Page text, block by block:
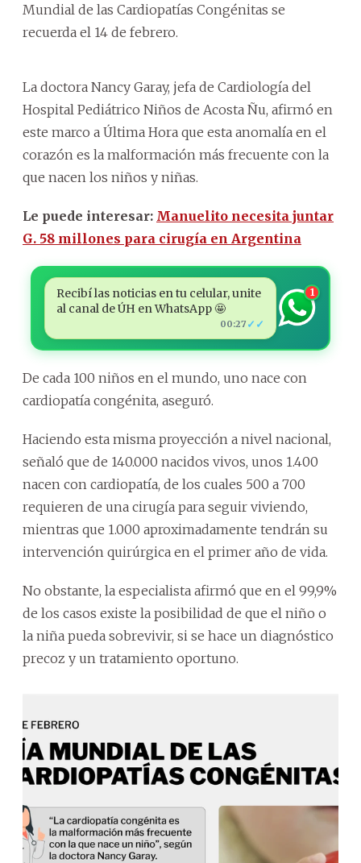
Mundial de las Cardiopatías Congénitas se
recuerda el 14 de febrero.
La doctora Nancy Garay, jefa de Cardiología del
Hospital Pediátrico Niños de Acosta Ñu, afirmó en
este marco a Última Hora que esta anomalía en el
corazón es la malformación más frecuente con la
que nacen los niños y niñas.
Le puede interesar: Manuelito necesita juntar
G. 58 millones para cirugía en Argentina
Recibí las noticias en tu celular, unite
al canal de ÚH en WhatsApp 🤩
00:27 ✓✓
1
De cada 100 niños en el mundo, uno nace con
cardiopatía congénita, aseguró.
Haciendo esta misma proyección a nivel nacional,
señaló que de 140.000 nacidos vivos, unos 1.400
nacen con cardiopatía, de los cuales 500 a 700
requieren de una cirugía para seguir viviendo,
mientras que 1.000 aproximadamente tendrán su
intervención quirúrgica en el primer año de vida.
No obstante, la especialista afirmó que en el 99,9%
de los casos existe la posibilidad de que el niño o
la niña pueda sobrevivir, si se hace un diagnóstico
precoz y un tratamiento oportuno.